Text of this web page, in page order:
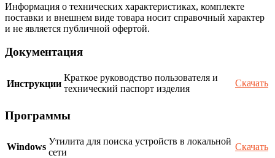
Информация о технических характеристиках, комплекте
поставки и внешнем виде товара носит справочный характер
и не является публичной офертой.
Документация
Инструкции
Краткое руководство пользователя и
технический паспорт изделия
Скачать
Программы
Windows
Утилита для поиска устройств в локальной
сети
Скачать